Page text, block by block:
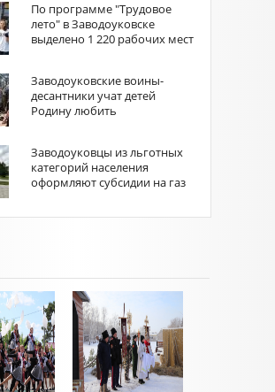
По программе "Трудовое
лето" в Заводоуковске
выделено 1 220 рабочих мест
Заводоуковские воины-
десантники учат детей
Родину любить
Заводоуковцы из льготных
категорий населения
оформляют субсидии на газ